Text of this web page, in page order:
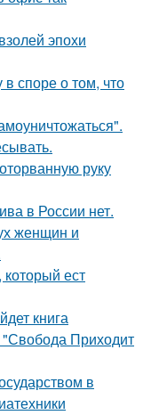
эпохи
в споре о том, что
руку
в России нет.
женщин и
ест
книга
Приходит
в